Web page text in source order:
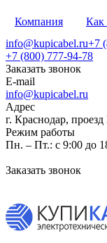
Компания Как
info@kupicabel.ru+7
+7 (800) 777-94-78
Заказать звонок
E-mail
info@kupicabel.ru
Адрес
г. Краснодар,
Режим работы
Пн. – Пт.: с 9:00 до
Заказать звонок